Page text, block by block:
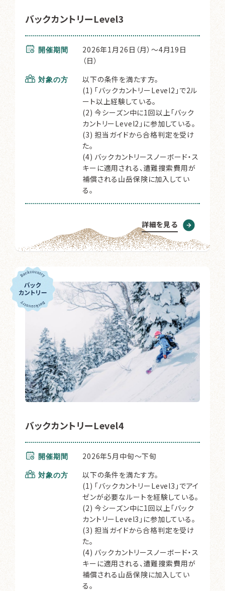
バックカントリーLevel3
開催期間
2026年1月26日（月）～4月19日
（日）
対象の方
以下の条件を満たす方。
(1) 「バックカントリーLevel2」で2ル
ート以上経験している。
(2) 今シーズン中に1回以上「バック
カントリーLevel2」に参加している。
(3) 担当ガイドから合格判定を受け
た。
(4) バックカントリースノーボード・ス
キーに適用される、遭難捜索費用が
補償される山岳保険に加入してい
る。
詳細を見る
バックカントリーLevel4
開催期間 2026年5月中旬～下旬
対象の方
以下の条件を満たす方。
(1) 「バックカントリーLevel3」でアイ
ゼンが必要なルートを経験している。
(2) 今シーズン中に1回以上「バック
カントリーLevel3」に参加している。
(3) 担当ガイドから合格判定を受け
た。
(4) バックカントリースノーボード・ス
キーに適用される、遭難捜索費用が
補償される山岳保険に加入してい
る。